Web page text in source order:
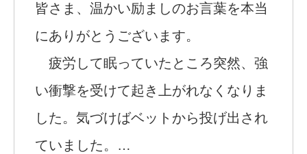
皆さま、温かい励ましのお言葉を本当
にありがとうございます。
疲労して眠っていたところ突然、強
い衝撃を受けて起き上がれなくなりま
した。気づけばベットから投げ出され
ていました。…